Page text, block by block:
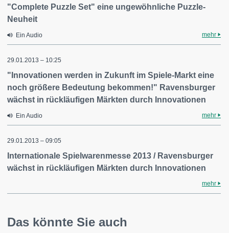
"Complete Puzzle Set" eine ungewöhnliche Puzzle-
Neuheit
Ein Audio mehr
29.01.2013 – 10:25
"Innovationen werden in Zukunft im Spiele-Markt eine
noch größere Bedeutung bekommen!" Ravensburger
wächst in rückläufigen Märkten durch Innovationen
Ein Audio mehr
29.01.2013 – 09:05
Internationale Spielwarenmesse 2013 / Ravensburger
wächst in rückläufigen Märkten durch Innovationen
mehr
Das könnte Sie auch